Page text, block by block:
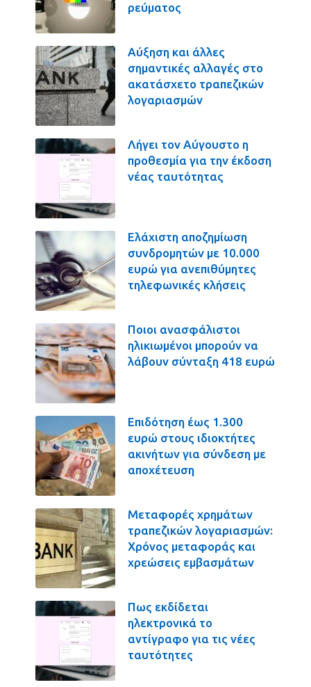
ρεύματος
Αύξηση και άλλες
σημαντικές αλλαγές στο
ακατάσχετο τραπεζικών
λογαριασμών
Λήγει τον Αύγουστο η
προθεσμία για την έκδοση
νέας ταυτότητας
Ελάχιστη αποζημίωση
συνδρομητών με 10.000
ευρώ για ανεπιθύμητες
τηλεφωνικές κλήσεις
Ποιοι ανασφάλιστοι
ηλικιωμένοι μπορούν να
λάβουν σύνταξη 418 ευρώ
Επιδότηση έως 1.300
ευρώ στους ιδιοκτήτες
ακινήτων για σύνδεση με
αποχέτευση
Μεταφορές χρημάτων
τραπεζικών λογαριασμών:
Χρόνος μεταφοράς και
χρεώσεις εμβασμάτων
Πως εκδίδεται
ηλεκτρονικά το
αντίγραφο για τις νέες
ταυτότητες